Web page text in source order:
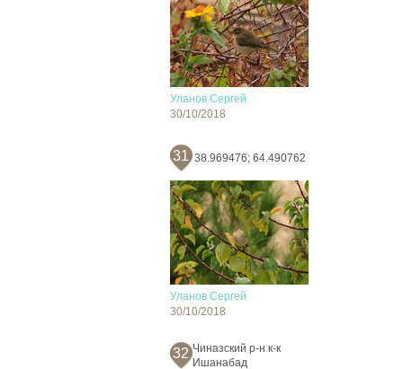
Уланов Сергей
30/10/2018
31 38.969476; 64.490762
Уланов Сергей
30/10/2018
32 Чиназский р-н к-к
Ишанабад